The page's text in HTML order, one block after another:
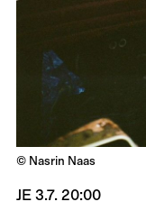
© Nasrin Naas
JE 3.7. 20:00